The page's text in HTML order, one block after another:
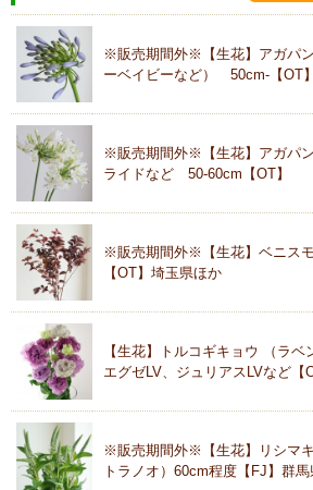
※販売期間外※【生花】アガパ
ーベイビーなど） 50cm-【OT】
※販売期間外※【生花】アガパ
ライドなど 50-60cm【OT】
※販売期間外※【生花】ベニス
【OT】埼玉県ほか
【生花】トルコギキョウ （ラベ
エグゼLV、ジュリアスLVなど【
※販売期間外※【生花】リシマ
トラノオ）60cm程度【FJ】群